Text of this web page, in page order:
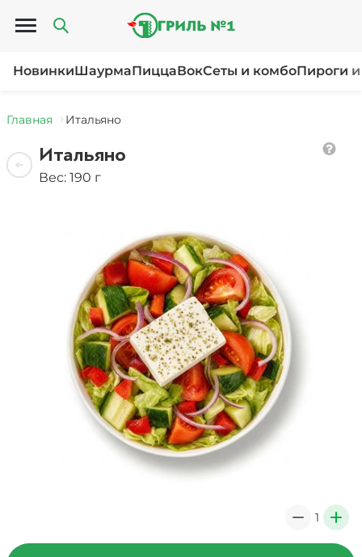
Открыть меню
НовинкиШаурмаПиццаВокСеты и комбоПироги
Главная Итальяно
Итальяно
Вес: 190 г
1 +